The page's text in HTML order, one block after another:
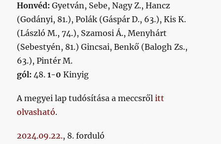
Honvéd: Gyetván, Sebe, Nagy Z., Hancz
(Godányi, 81.), Polák (Gáspár D., 63.), Kis K.
(László M., 74.), Szamosi Á., Menyhárt
(Sebestyén, 81.) Gincsai, Benkő (Balogh Zs.,
63.), Pintér M.
gól: 48.1-0Kinyig
A megyei lap tudósítása a meccsrőlitt
olvasható.
2024.09.22., 8. forduló